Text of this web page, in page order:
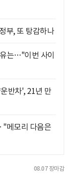
부, 또 탕감하나
는…"이번 사이
반차', 21년 만
"메모리 다음은
08.07 장마감